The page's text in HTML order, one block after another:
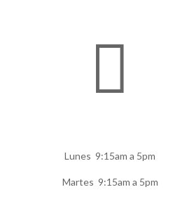

Lunes 9:15am a 5pm
Martes 9:15am a 5pm